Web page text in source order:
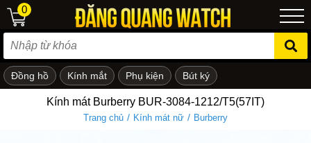
em
0
Đồng hồ Kính mắt Phụ kiện Bút ký
Kính mát Burberry BUR-3084-1212/T5(57IT)
Trang chủ / Kính mát nữ / Burberry